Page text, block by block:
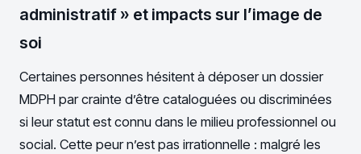
administratif » et impacts sur l’image de
soi
Certaines personnes hésitent à déposer un dossier
MDPH par crainte d’être cataloguées ou discriminées
si leur statut est connu dans le milieu professionnel ou
social. Cette peur n’est pas irrationnelle : malgré les